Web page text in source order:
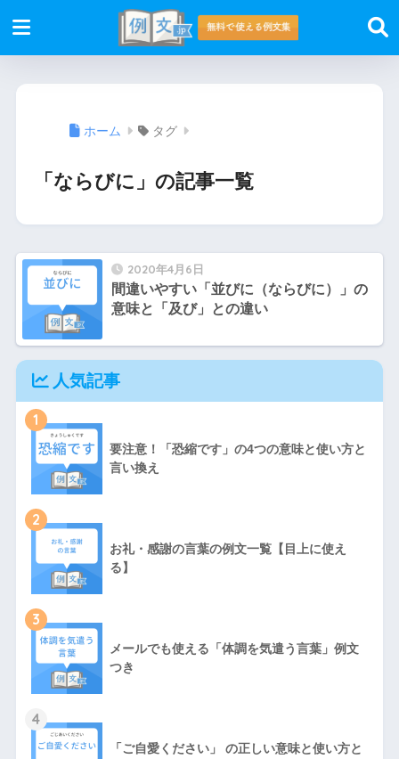
ホーム タグ
「ならびに」の記事一覧
2020年4月6日
間違いやすい「並びに（ならびに）」の
意味と「及び」との違い
人気記事
1
要注意！「恐縮です」の4つの意味と使い方と
言い換え
2
お礼・感謝の言葉の例文一覧【目上に使え
る】
3
メールでも使える「体調を気遣う言葉」例文
つき
4
「ご自愛ください」 の正しい意味と使い方と